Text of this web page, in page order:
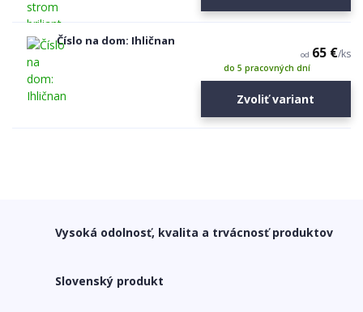
Číslo na dom: Ihličnan
od 65 €/ks
do 5 pracovných dní
Zvoliť variant
Vysoká odolnosť, kvalita a trvácnosť produktov
Slovenský produkt